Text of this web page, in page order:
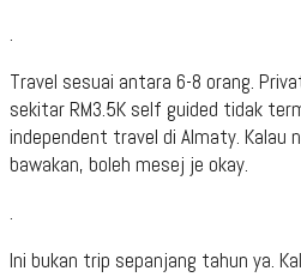
.
Travel sesuai antara 6-8 orang.
sekitar RM3.5K self guided tidak
independent travel di Almaty. Kalau
bawakan, boleh mesej je okay.
.
Ini bukan trip sepanjang tahun ya.